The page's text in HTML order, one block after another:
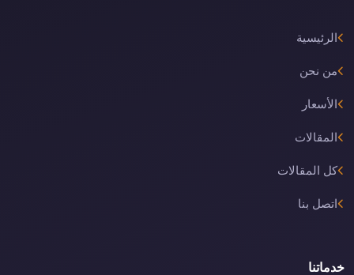
الرئيسية
من نحن
الأسعار
المقالات
كل المقالات
اتصل بنا
خدماتنا